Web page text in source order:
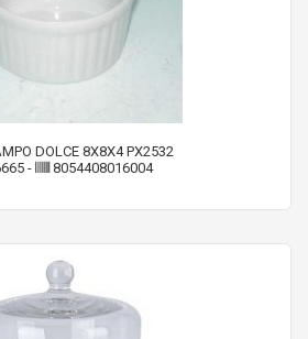
DOLCE 8X8X4 PX2532
- 8054408016004